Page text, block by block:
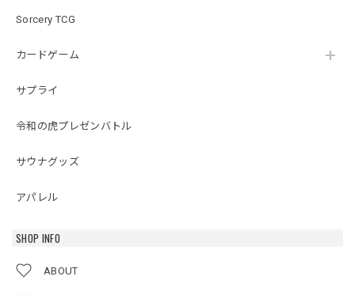
Sorcery TCG
カードゲーム
サプライ
令和の虎プレゼンバトル
サウナグッズ
アパレル
SHOP INFO
ABOUT